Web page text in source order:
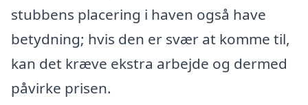
stubbens placering i haven også have
betydning; hvis den er svær at komme til,
kan det kræve ekstra arbejde og dermed
påvirke prisen.